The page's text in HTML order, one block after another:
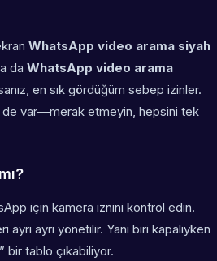
WhatsApp video arama siyah
da WhatsApp video arama
en sık gördüğüm sebep izinler.
de var—merak etmeyin, hepsini tek
için kamera iznini kontrol edin.
ayrı yönetilir. Yani biri kapalıyken
bir tablo çıkabiliyor.